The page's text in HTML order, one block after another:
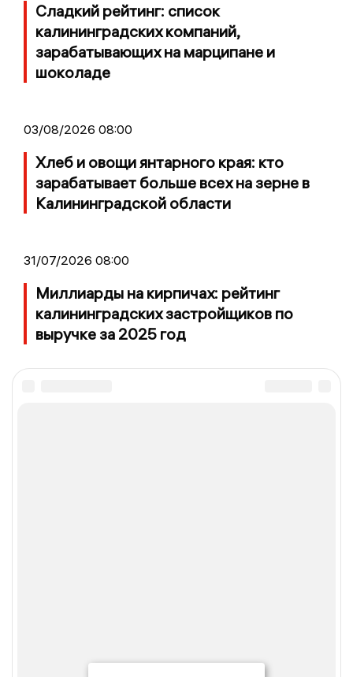
Сладкий рейтинг: список
калининградских компаний,
зарабатывающих на марципане и
шоколаде
03/08/2026 08:00
Хлеб и овощи янтарного края: кто
зарабатывает больше всех на зерне в
Калининградской области
31/07/2026 08:00
Миллиарды на кирпичах: рейтинг
калининградских застройщиков по
выручке за 2025 год